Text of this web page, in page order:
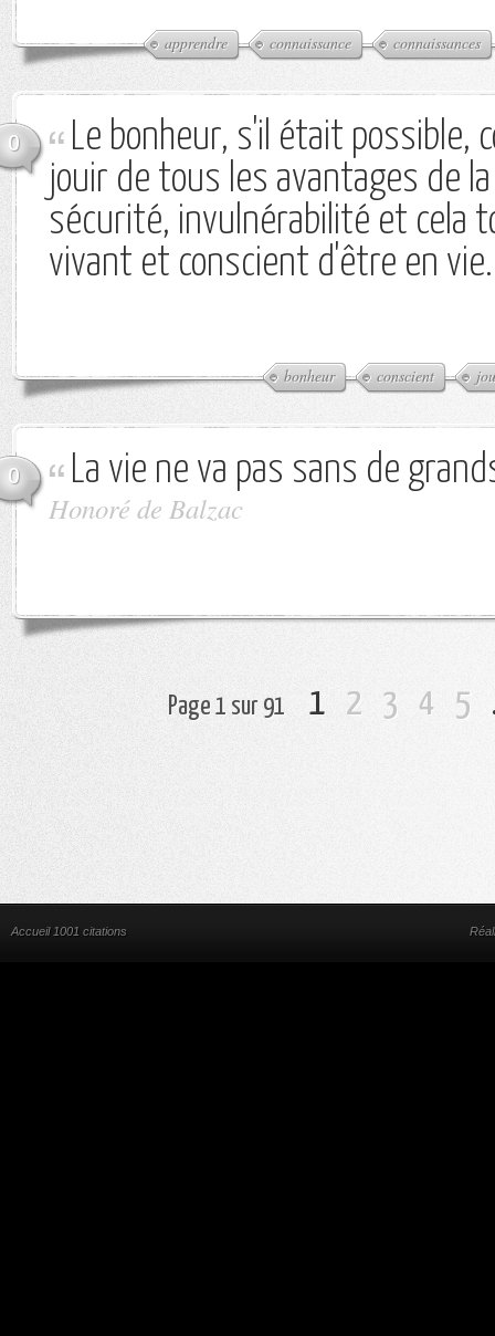
apprendre connaissance connaissances
0
Le bonheur, s'il était possible,
jouir de tous les avantages de
sécurité, invulnérabilité et cela
vivant et conscient d'être en
bonheur conscient
0 La vie ne va pas sans de
Honoré de Balzac
Page 1 sur 91 1 2 3 4 5
Accueil 1001 citations